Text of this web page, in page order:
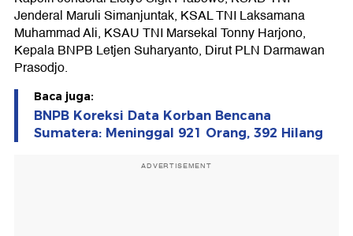
Jenderal Maruli Simanjuntak, KSAL TNI Laksamana
Muhammad Ali, KSAU TNI Marsekal Tonny Harjono,
Kepala BNPB Letjen Suharyanto, Dirut PLN Darmawan
Prasodjo.
Baca juga:
BNPB Koreksi Data Korban Bencana
Sumatera: Meninggal 921 Orang, 392 Hilang
ADVERTISEMENT